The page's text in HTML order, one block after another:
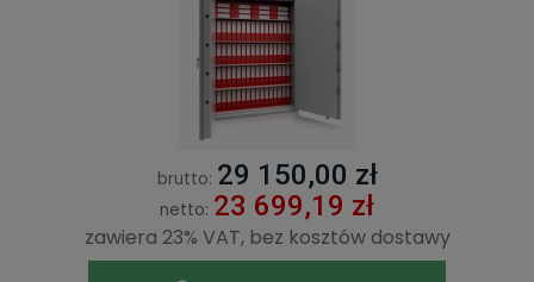
brutto: 29 150,00 zł
netto: 23 699,19 zł
zawiera 23% VAT, bez kosztów dostawy